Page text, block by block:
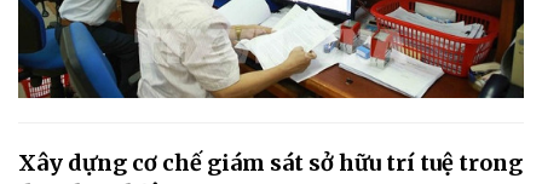
Xây dựng cơ chế giám sát sở hữu trí tuệ trong